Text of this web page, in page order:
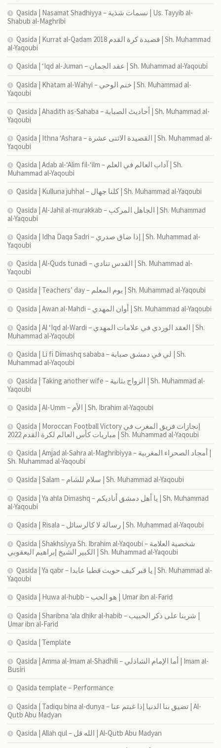
Qasida | Nasamat Shadhiyya – نسمات شذية | Us. Tayyib al-
Shabub al-Maghribi
Qasida | Kurrat al-Qadam 2018 قصيدة كرة القدم | Sh. Muhammad
al-Yaqoubi
Qasida | ‘Iqd al-Juman – عقد الجمان | Sh. Muhammad al-Yaqoubi
Qasida | Khatam al-Wahyi – ختم الوحي | Sh. Muhammad al-
Yaqoubi
Qasida | Ahadith as-Sahaba – أحاديث الصبابة | Sh. Muhammad al-
Yaqoubi
Qasida | Ithna ‘Ashara – القصيدة الاثنى عشرة | Sh. Muhammad al-
Yaqoubi
Qasida | Adab al-‘Alim fil-‘ilm – آداب العالم في العلم | Sh.
Muhammad al-Yaqoubi
Qasida | Kulluna juhhal – كلنا جهال | Sh. Muhammad al-Yaqoubi
Qasida | Al-Jahil al-murakkab – الجاهل المركب | Sh. Muhammad
al-Yaqoubi
Qasida | Idha Daqa Sadri – إذا ضاق صدري | Sh. Muhammad al-
Yaqoubi
Qasida | Al-Quds tunadi – القدس تنادي | Sh. Muhammad al-
Yaqoubi
Qasida | Teachers’ day – يوم المعلم | Sh. Muhammad al-Yaqoubi
Qasida | Awan al-Mahdi – أوان المهدي | Sh. Muhammad al-Yaqoubi
Qasida | Al ‘Iqd al-Wardi – العقد الوردي في علامات المهدي | Sh.
Muhammad al-Yaqoubi
Qasida | Li fi Dimashq sababa – لي في دمشق صبابة | Sh.
Muhammad al-Yaqoubi
Qasida | Taking another wife – الزواج بثانية | Sh. Muhammad al-
Yaqoubi
Qasida | Al-Umm – الأم | Sh. Ibrahim al-Yaqoubi
Qasida | Moroccan Football Victory إنجازات فريق المغرب في
مباريات كأس العالم لكرة القدم 2022 | Sh. Muhammad al-Yaqoubi
Qasida | Amjad al-Sahra al-Maghribiyya – أمجاد الصحراء المغربية |
Sh. Muhammad al-Yaqoubi
Qasida | Salam – سلام للشام | Sh. Muhammad al-Yaqoubi
Qasida | Ya ahla Dimashq – يا أهل دمشق أناديكم | Sh. Muhammad
al-Yaqoubi
Qasida | Risala – رسالة لا كالرسائل | Sh. Muhammad al-Yaqoubi
Qasida | Shakhsiyya Sh. Ibrahim al-Yaqoubi – شخصية العلامة
الكبير الشيخ إبراهيم اليعقوبي | Sh. Muhammad al-Yaqoubi
Qasida | Ya qabr – يا قبر كيف حويت قطبا عابدا | Sh. Muhammad al-
Yaqoubi
Qasida | Huwa al-hubb – هو الحب | Umar ibn al-Farid
Qasida | Sharibna ‘ala dhikr al-habib – شربنا على ذكر الحبيب |
Umar ibn al-Farid
Qasida | Template
Qasida | Amma al-Imam al-Shadhili – أما الإمام الشاذلي | Imam al-
Busiri
Qasida template – Performance
Qasida | Tadiqu bina al-dunya – تضيق بنا الدنيا إذا غبتم عنا | Al-
Qutb Abu Madyan
Qasida | Allah qul – الله قل | Al-Qutb Abu Madyan